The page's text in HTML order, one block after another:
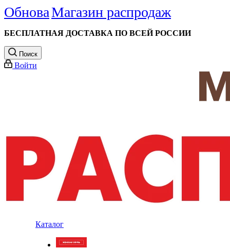
ОбноваМагазин распродаж
БЕСПЛАТНАЯ ДОСТАВКА ПО ВСЕЙ РОССИИ
Поиск
Войти
Каталог